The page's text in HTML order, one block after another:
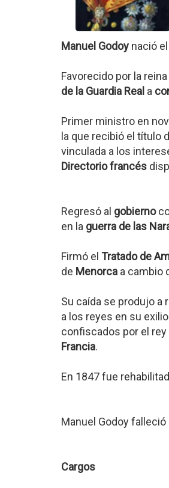
Manuel Godoy nació
Favorecido por la reina
de la Guardia Real a
Primer ministro en
la que recibió el título
vinculada a los
Directorio francés
Regresó al gobierno
en la guerra de las
Firmó el Tratado de
de Menorca a cambio
Su caída se produjo a
a los reyes en su
confiscados por el rey
Francia.
En 1847 fue
Manuel Godoy falleció
Cargos